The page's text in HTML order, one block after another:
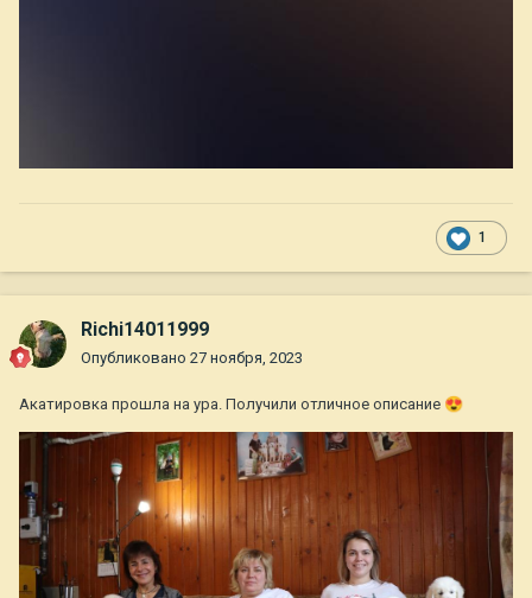
1
Richi14011999
Опубликовано 27 ноября, 2023
Акатировка прошла на ура. Получили отличное описание 😍